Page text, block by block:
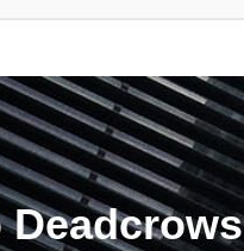
Deadcrows